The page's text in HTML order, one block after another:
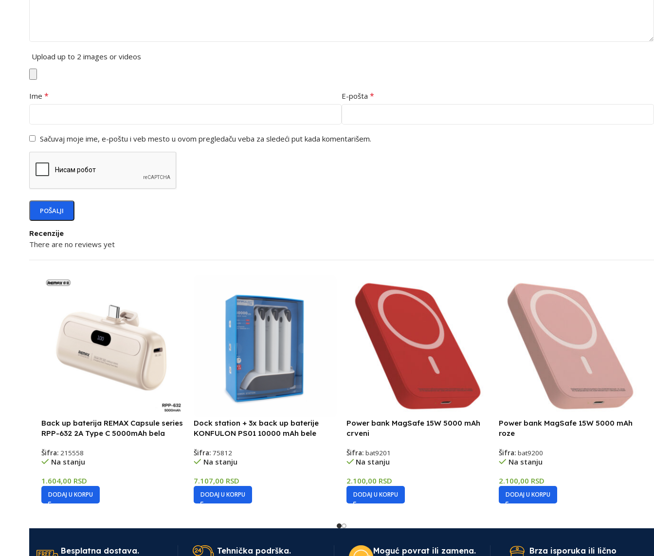
Recenzije
There are no reviews yet
Upload up to 2 images or videos
Ime * E-pošta *
Sačuvaj moje ime, e-poštu i veb mesto u ovom pregledaču veba za sledeći put kada komentarišem.
Back up baterija REMAX Capsule series
RPP-632 2A Type C 5000mAh bela
Šifra: 215558
Na stanju
1.604,00 RSD
DODAJ U KORPU
Dock station + 3x back up baterije
KONFULON PS01 10000 mAh bele
Šifra:75812
Na stanju
7.107,00 RSD
DODAJ U KORPU
Power bank MagSafe 15W 5000 mAh
crveni
Šifra: bat9201
Na stanju
2.100,00 RSD
DODAJ U KORPU
Power bank MagSafe 15W 5000 mAh
roze
Šifra:bat9200
Na stanju
2.100,00 RSD
DODAJ U KORPU
Besplatna dostava. Tehnička podrška. Moguć povrat ili zamena. Brza isporuka ili lično